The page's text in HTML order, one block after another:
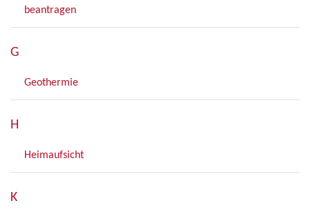
beantragen
G
Geothermie
H
Heimaufsicht
K